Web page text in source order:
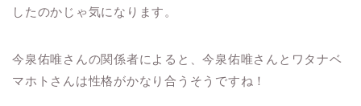
したのかじゃ気になります。
今泉佑唯さんの関係者によると、今泉佑唯さんとワタナベ
マホトさんは性格がかなり合うそうですね！